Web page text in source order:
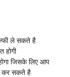
ले सकते है
जिसके लिए आप
कर सकते है